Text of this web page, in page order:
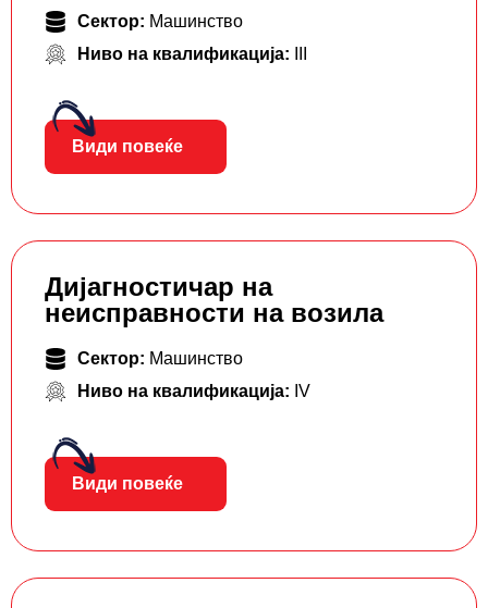
Сектор: Машинство
Ниво на квалификација:
Види повеќе
Дијагностичар на
неисправности на возила
Сектор: Машинство
Ниво на квалификација: IV
Види повеќе